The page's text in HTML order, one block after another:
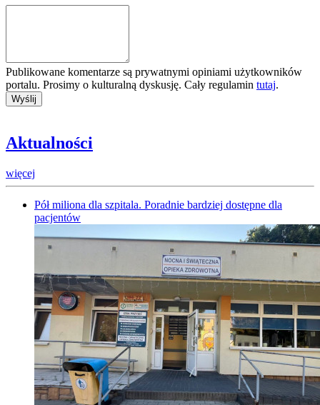
Publikowane komentarze są prywatnymi opiniami użytkowników
portalu. Prosimy o kulturalną dyskusję. Cały regulamin tutaj.
Aktualności
więcej
Pół miliona dla szpitala. Poradnie bardziej dostępne dla
pacjentów